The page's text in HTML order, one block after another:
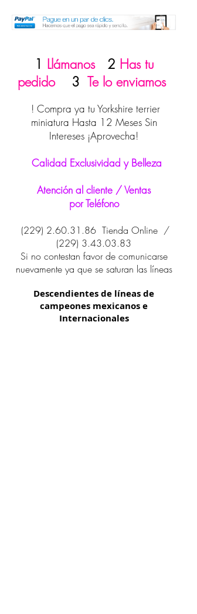
1 Llámanos 2 Has tu
pedido3 Te lo enviamos
! Compra ya tu Yorkshire terrier
miniatura Hasta 12 Meses Sin
Intereses ¡Aprovecha!
Calidad Exclusividad y Belleza
Atención al cliente / Ventas
por Teléfono
(229) 2.60.31.86 Tienda Online /
(229) 3.43.03.83
Si no contestan favor de comunicarse
nuevamente ya que se saturan las líneas
Descendientes de líneas de
campeones mexicanos e
Internacionales